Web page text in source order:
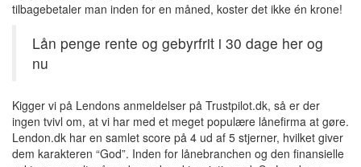
tilbagebetaler man inden for en måned, koster det ikke én krone!
Lån penge rente og gebyrfrit i 30 dage her og
nu
Kigger vi på Lendons anmeldelser på Trustpilot.dk, så er der
ingen tvivl om, at vi har med et meget populære lånefirma at gøre.
Lendon.dk har en samlet score på 4 ud af 5 stjerner, hvilket giver
dem karakteren “God”. Inden for lånebranchen og den finansielle